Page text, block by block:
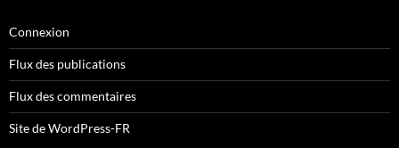
Connexion
Flux des publications
Flux des commentaires
Site de WordPress-FR